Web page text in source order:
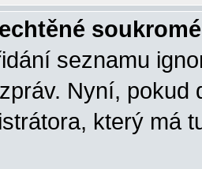
seznamu
Nyní, pokud
který má